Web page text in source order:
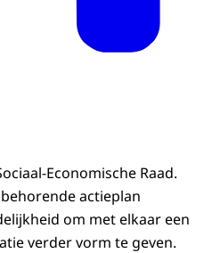
Economische Raad.
actieplan
om met elkaar een
verder vorm te geven.